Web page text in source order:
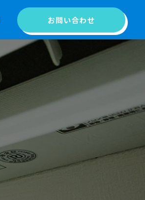
お問い合わせお問い合わせ